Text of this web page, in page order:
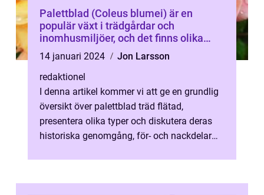
Palettblad (Coleus blumei) är en
populär växt i trädgårdar och
inomhusmiljöer, och det finns olika
variationer som kan skapa ett vackert,
flätat trädliknande utseende
14 januari 2024
Jon Larsson
redaktionel
I denna artikel kommer vi att ge en grundlig
översikt över palettblad träd flätad,
presentera olika typer och diskutera deras
historiska genomgång, för- och nackdelar